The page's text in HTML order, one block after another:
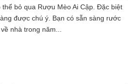
bỏ qua Rượu Mèo Ai Cập. Đặc biệt
được chú ý. Bạn có sẵn sàng rước
nhà trong năm...